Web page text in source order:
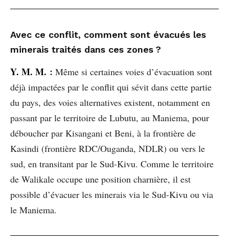
Avec ce conflit, comment sont évacués les
minerais traités dans ces zones ?
Y. M. M. : Même si certaines voies d’évacuation sont
déjà impactées par le conflit qui sévit dans cette partie
du pays, des voies alternatives existent, notamment en
passant par le territoire de Lubutu, au Maniema, pour
déboucher par Kisangani et Beni, à la frontière de
Kasindi (frontière RDC/Ouganda, NDLR) ou vers le
sud, en transitant par le Sud-Kivu. Comme le territoire
de Walikale occupe une position charnière, il est
possible d’évacuer les minerais via le Sud-Kivu ou via
le Maniema.